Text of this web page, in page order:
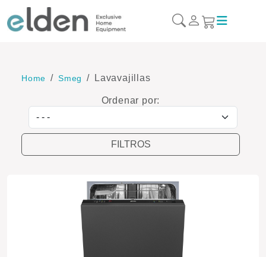
Home Smeg Lavavajillas
Ordenar por:
Ordenar por
FILTROS